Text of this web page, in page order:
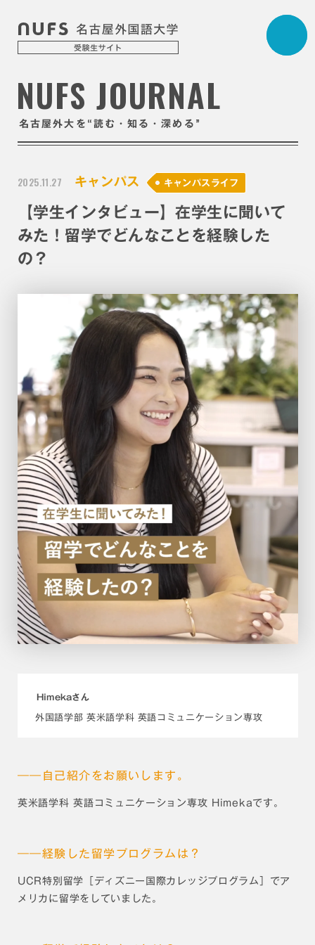
名古屋外大を “ 読む・知る・深める ”
NUFS JOURNAL
2025.11.27 キャンパス キャンパスライフ
【学生インタビュー】在学生に聞いて
みた！留学でどんなことを経験した
の？
Himekaさん
外国語学部 英米語学科 英語コミュニケーション専攻
――自己紹介をお願いします。
英米語学科 英語コミュニケーション専攻 Himekaです。
――経験した留学プログラムは？
UCR特別留学［ディズニー国際カレッジプログラム］でア
メリカに留学をしていました。